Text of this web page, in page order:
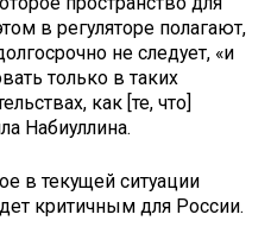
в регуляторе полагают,
не следует, «и
только в таких
как [те, что]
Набиуллина.
в текущей ситуации
критичным для России.